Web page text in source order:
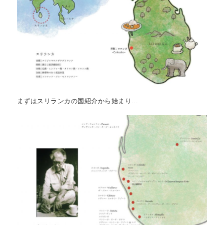
まずはスリランカの国紹介から始まり…